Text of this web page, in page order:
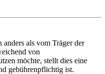
als vom Träger der
von
möchte, stellt dies eine
gebührenpflichtig ist.